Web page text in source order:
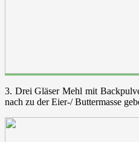
3. Drei Gläser Mehl mit
nach zu der Eier-/ Buttermasse